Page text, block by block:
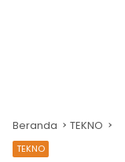
Beranda TEKNO
TEKNO